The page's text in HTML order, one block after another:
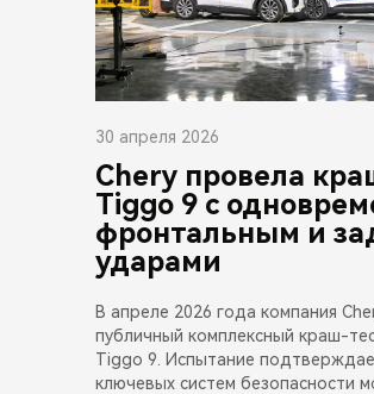
30 апреля 2026
Chery провела
Tiggo 9 с
фронтальным и
ударами
В апреле 2026 года компания
публичный комплексный краш-
Tiggo 9. Испытание
ключевых систем безопасности